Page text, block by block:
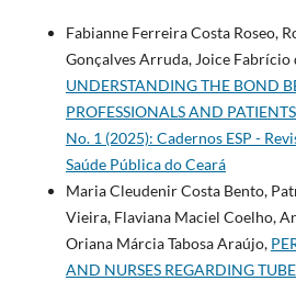
Fabianne Ferreira Costa Roseo,
Gonçalves Arruda, Joice Fabrício
UNDERSTANDING THE BOND
PROFESSIONALS AND PATIENTS
No. 1 (2025): Cadernos ESP -
Saúde Pública do Ceará
Maria Cleudenir Costa Bento,
Vieira, Flaviana Maciel Coelho,
Oriana Márcia Tabosa Araújo,
AND NURSES REGARDING